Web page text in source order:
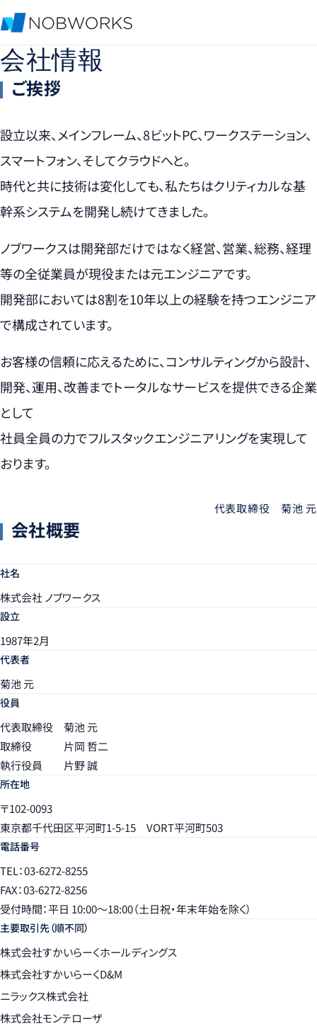
会社情報
ご挨拶
設立以来、メインフレーム、8ビットPC、ワークステーション、
スマートフォン、そしてクラウドへと。
時代と共に技術は変化しても、私たちはクリティカルな基
幹系システムを開発し続けてきました。
ノブワークスは開発部だけではなく経営、営業、総務、経理
等の全従業員が現役または元エンジニアです。
開発部においては8割を10年以上の経験を持つエンジニア
で構成されています。
お客様の信頼に応えるために、コンサルティングから設計、
開発、運用、改善までトータルなサービスを提供できる企業
として
社員全員の力でフルスタックエンジニアリングを実現して
おります。
代表取締役 菊池 元
会社概要
社名
株式会社 ノブワークス
設立
1987年2月
代表者
菊池 元
役員
代表取締役 菊池 元
取締役 片岡 哲二
執行役員 片野 誠
所在地
〒102-0093
東京都千代田区平河町1-5-15 VORT平河町503
電話番号
TEL：03-6272-8255
FAX：03-6272-8256
受付時間：平日 10:00〜18:00（土日祝・年末年始を除く）
主要取引先（順不同）
株式会社すかいらーくホールディングス
株式会社すかいらーくD&M
ニラックス株式会社
株式会社モンテローザ